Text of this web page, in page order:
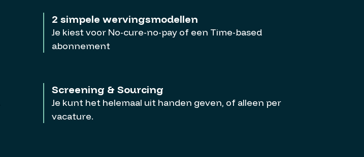
2 simpele wervingsmodellen
Je kiest voor No-cure-no-pay of een Time-based
abonnement
Screening & Sourcing
Je kunt het helemaal uit handen geven, of alleen per
vacature.